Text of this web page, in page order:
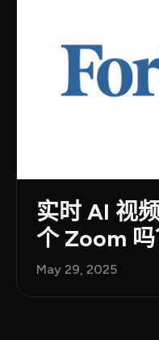
实时 AI 视
个 Zoom 吗
May 29, 2025